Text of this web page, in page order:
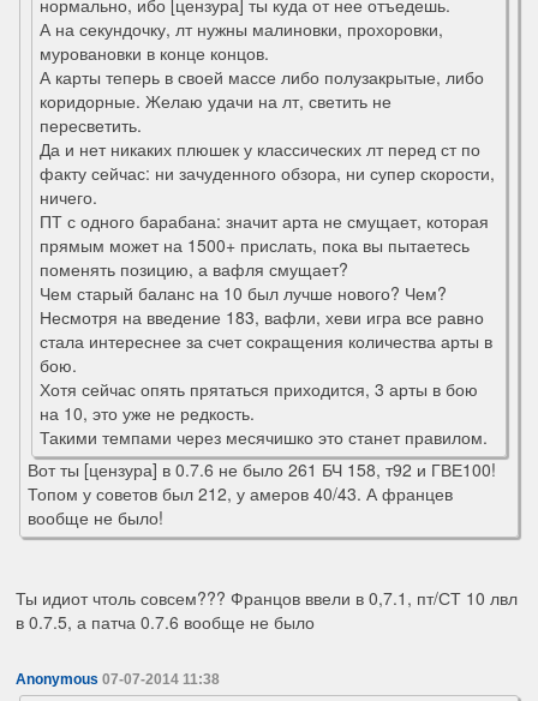
А на секундочку, лт нужны малиновки, прохоровки,
муровановки в конце концов.
А карты теперь в своей массе либо полузакрытые, либо
коридорные. Желаю удачи на лт, светить не
пересветить.
Да и нет никаких плюшек у классических лт перед ст по
факту сейчас: ни зачуденного обзора, ни супер скорости,
ничего.
ПТ с одного барабана: значит арта не смущает, которая
прямым может на 1500+ прислать, пока вы пытаетесь
поменять позицию, а вафля смущает?
Чем старый баланс на 10 был лучше нового? Чем?
Несмотря на введение 183, вафли, хеви игра все равно
стала интереснее за счет сокращения количества арты в
бою.
Хотя сейчас опять прятаться приходится, 3 арты в бою
на 10, это уже не редкость.
Такими темпами через месячишко это станет правилом.
Вот ты [цензура] в 0.7.6 не было 261 БЧ 158, т92 и ГВЕ100!
Топом у советов был 212, у амеров 40/43. А францев
вообще не было!
Ты идиот чтоль совсем??? Францов ввели в 0,7.1, пт/СТ 10 лвл
в 0.7.5, а патча 0.7.6 вообще не было
Anonymous 07-07-2014 11:38